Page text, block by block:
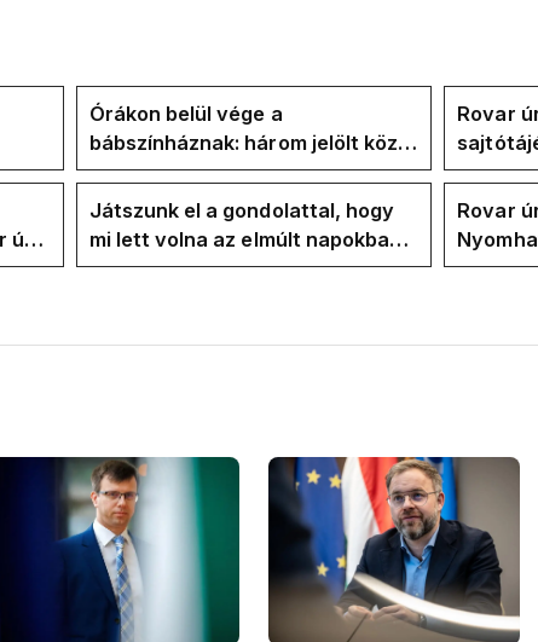
Órákon belül vége a
bábszínháznak: három jelölt közül
"választ" ma államfőt a Tisza-
frakció
Rovar
és a
úr
Játszunk el a gondolattal, hogy
mi lett volna az elmúlt napokban
rezsicsökkentés nélkül
Rovar
hűtőket